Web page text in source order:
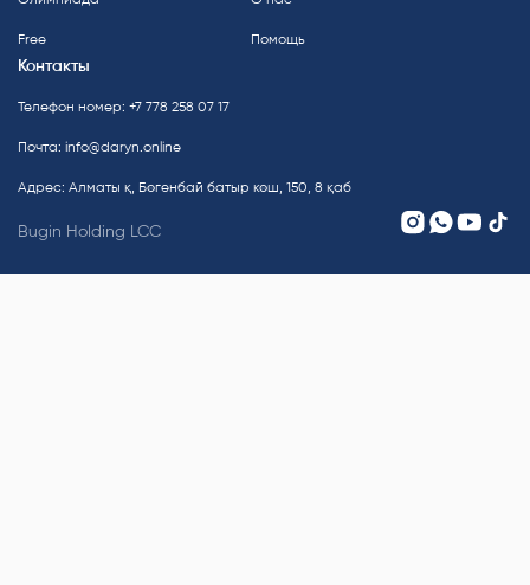
Free Помощь
Контакты
Телефон номер: +7 778 258 07 17
Почта: info@daryn.online
Адрес: Алматы қ, Бөгенбай батыр көш, 150, 8 қаб
Bugin Holding LCC